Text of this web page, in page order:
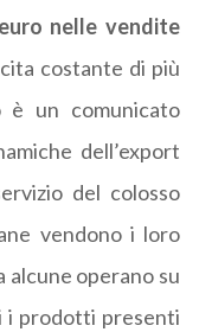
nelle vendite
costante di più
un comunicato
dell’export
del colosso
vendono i loro
operano su
i prodotti presenti